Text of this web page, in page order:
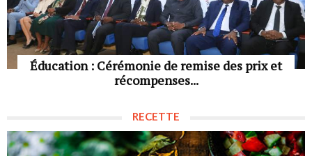
Éducation : Cérémonie de remise des prix et
récompenses...
RECETTE